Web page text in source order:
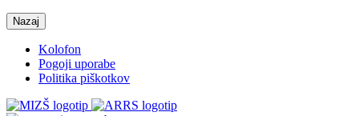
Nazaj
Kolofon
Pogoji uporabe
Politika piškotkov